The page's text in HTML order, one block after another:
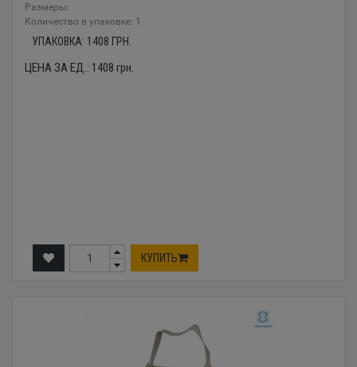
Размеры:
Количество в упаковке: 1
УПАКОВКА: 1408 ГРН.
ЦЕНА ЗА ЕД.: 1408 грн.
КУПИТЬ